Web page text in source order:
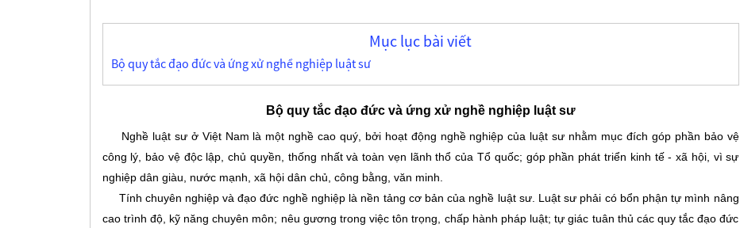
Mục lục bài viết
Bộ quy tắc đạo đức và ứng xử nghề nghiệp luật sư
Bộ quy tắc đạo đức và ứng xử nghề nghiệp luật sư
Nghề luật sư ở Việt Nam là một nghề cao quý, bởi hoạt động nghề nghiệp của luật sư nhằm mục đích góp phần bảo vệ
công lý, bảo vệ độc lập, chủ quyền, thống nhất và toàn vẹn lãnh thổ của Tổ quốc; góp phần phát triển kinh tế - xã hội, vì sự
nghiệp dân giàu, nước mạnh, xã hội dân chủ, công bằng, văn minh.
Tính chuyên nghiệp và đạo đức nghề nghiệp là nền tảng cơ bản của nghề luật sư. Luật sư phải có bổn phận tự mình nâng
cao trình độ, kỹ năng chuyên môn; nêu gương trong việc tôn trọng, chấp hành pháp luật; tự giác tuân thủ các quy tắc đạo đức